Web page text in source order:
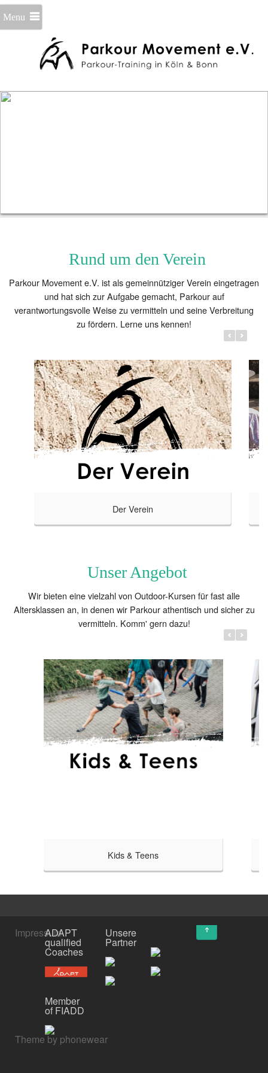
Menu
Rund um den Verein
Parkour Movement e.V. ist als gemeinnütziger Verein eingetragen
und hat sich zur Aufgabe gemacht, Parkour auf
verantwortungsvolle Weise zu vermitteln und seine Verbreitung
zu fördern. Lerne uns kennen!
Der Verein
Unser Angebot
Wir bieten eine vielzahl von Outdoor-Kursen für fast alle
Altersklassen an, in denen wir Parkour athentisch und sicher zu
vermitteln. Komm' gern dazu!
Kids & Teens
Erwachsene
Unsere Angebote für Erwachsene (14+).
ImpressumADAPT
qualified
Coaches
Member
of FIADD
Unsere
Partner
Theme by phonewear
↑